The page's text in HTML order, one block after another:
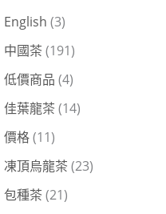
字
:
English (3)
中國茶 (191)
低價商品 (4)
佳葉龍茶 (14)
價格(11)
凍頂烏龍茶 (23)
包種茶 (21)